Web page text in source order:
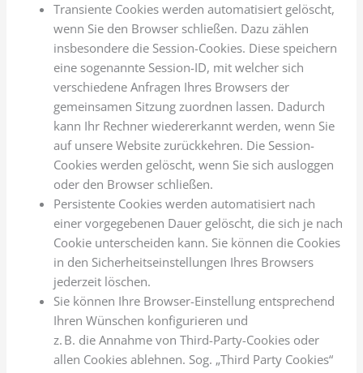
Transiente Cookies werden automatisiert gelöscht,
wenn Sie den Browser schließen. Dazu zählen
insbesondere die Session-Cookies. Diese speichern
eine sogenannte Session-ID, mit welcher sich
verschiedene Anfragen Ihres Browsers der
gemeinsamen Sitzung zuordnen lassen. Dadurch
kann Ihr Rechner wiedererkannt werden, wenn Sie
auf unsere Website zurückkehren. Die Session-
Cookies werden gelöscht, wenn Sie sich ausloggen
oder den Browser schließen.
Persistente Cookies werden automatisiert nach
einer vorgegebenen Dauer gelöscht, die sich je nach
Cookie unterscheiden kann. Sie können die Cookies
in den Sicherheitseinstellungen Ihres Browsers
jederzeit löschen.
Sie können Ihre Browser-Einstellung entsprechend
Ihren Wünschen konfigurieren und
z. B. die Annahme von Third-Party-Cookies oder
allen Cookies ablehnen. Sog. „Third Party Cookies“